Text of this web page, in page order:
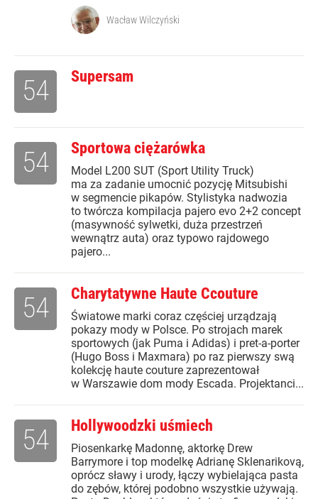
Wacław Wilczyński
Supersam
54
Sportowa ciężarówka
Model L200 SUT (Sport Utility Truck)
ma za zadanie umocnić pozycję Mitsubishi
w segmencie pikapów. Stylistyka nadwozia
to twórcza kompilacja pajero evo 2+2 concept
(masywność sylwetki, duża przestrzeń
wewnątrz auta) oraz typowo rajdowego
pajero...
54
Charytatywne Haute Ccouture
Światowe marki coraz częściej urządzają
pokazy mody w Polsce. Po strojach marek
sportowych (jak Puma i Adidas) i pret-a-porter
(Hugo Boss i Maxmara) po raz pierwszy swą
kolekcję haute couture zaprezentował
w Warszawie dom mody Escada. Projektanci...
54
Hollywoodzki uśmiech
Piosenkarkę Madonnę, aktorkę Drew
Barrymore i top modelkę Adrianę Sklenarikovą,
oprócz sławy i urody, łączy wybielająca pasta
do zębów, której podobno wszystkie używają.
54